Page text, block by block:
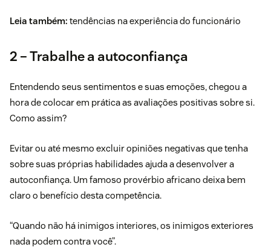
Leia também: tendências na experiência do funcionário
2 – Trabalhe a autoconfiança
Entendendo seus sentimentos e suas emoções, chegou a
hora de colocar em prática as avaliações positivas sobre si.
Como assim?
Evitar ou até mesmo excluir opiniões negativas que tenha
sobre suas próprias habilidades ajuda a desenvolver a
autoconfiança. Um famoso provérbio africano deixa bem
claro o benefício desta competência.
“Quando não há inimigos interiores, os inimigos exteriores
nada podem contra você”.